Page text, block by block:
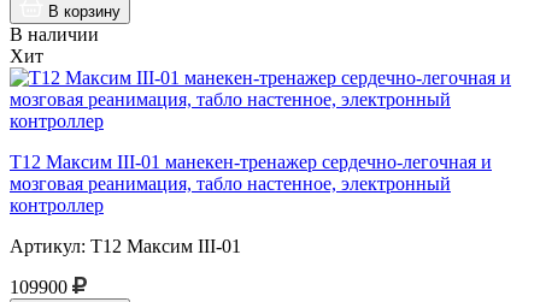
В корзину
В наличии
Хит
Т12 Максим III-01 манекен-тренажер сердечно-легочная и
мозговая реанимация, табло настенное, электронный
контроллер
Артикул: Т12 Максим III-01
109900